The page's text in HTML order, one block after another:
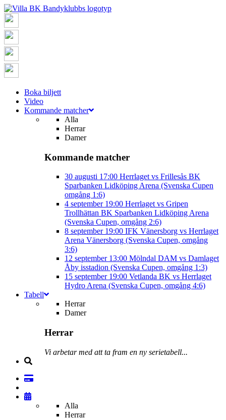
Boka biljett
Video
Kommande matcher
Alla
Herrar
Damer
Kommande matcher
30 augusti 17:00 Herrlaget vs Frillesås BK
Sparbanken Lidköping Arena (Svenska Cupen
omgång 1:6)
4 september 19:00 Herrlaget vs Gripen
Trollhättan BK Sparbanken Lidköping Arena
(Svenska Cupen, omgång 2:6)
8 september 19:00 IFK Vänersborg vs Herrlaget
Arena Vänersborg (Svenska Cupen, omgång
3:6)
12 september 13:00 Mölndal DAM vs Damlaget
Åby isstadion (Svenska Cupen, omgång 1:3)
15 september 19:00 Vetlanda BK vs Herrlaget
Hydro Arena (Svenska Cupen, omgång 4:6)
Tabell
Herrar
Damer
Herrar
Vi arbetar med att ta fram en ny serietabell...
Alla
Herrar